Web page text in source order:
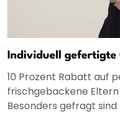
Individuell gefertigte
10 Prozent Rabatt auf
frischgebackene
Besonders gefragt sind